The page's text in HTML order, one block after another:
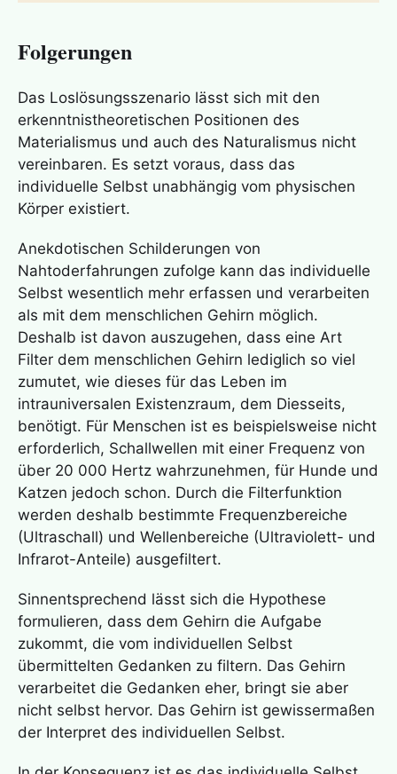
Folgerungen
Das Loslösungsszenario lässt sich mit den
erkenntnistheoretischen Positionen des
Materialismus und auch des Naturalismus nicht
vereinbaren. Es setzt voraus, dass das
individuelle Selbst unabhängig vom physischen
Körper existiert.
Anekdotischen Schilderungen von
Nahtoderfahrungen zufolge kann das individuelle
Selbst wesentlich mehr erfassen und verarbeiten
als mit dem menschlichen Gehirn möglich.
Deshalb ist davon auszugehen, dass eine Art
Filter dem menschlichen Gehirn lediglich so viel
zumutet, wie dieses für das Leben im
intrauniversalen Existenzraum, dem Diesseits,
benötigt. Für Menschen ist es beispielsweise nicht
erforderlich, Schallwellen mit einer Frequenz von
über 20 000 Hertz wahrzunehmen, für Hunde und
Katzen jedoch schon. Durch die Filterfunktion
werden deshalb bestimmte Frequenzbereiche
(Ultraschall) und Wellenbereiche (Ultraviolett- und
Infrarot-Anteile) ausgefiltert.
Sinnentsprechend lässt sich die Hypothese
formulieren, dass dem Gehirn die Aufgabe
zukommt, die vom individuellen Selbst
übermittelten Gedanken zu filtern. Das Gehirn
verarbeitet die Gedanken eher, bringt sie aber
nicht selbst hervor. Das Gehirn ist gewissermaßen
der Interpret des individuellen Selbst.